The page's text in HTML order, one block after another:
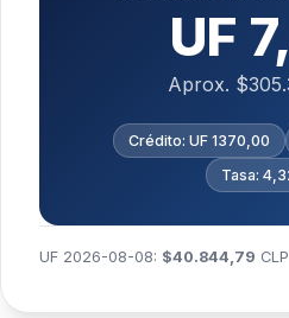
UF
Aprox.
Crédito: UF 1370,00
Tasa:
UF 2026-08-08: $40.844,79